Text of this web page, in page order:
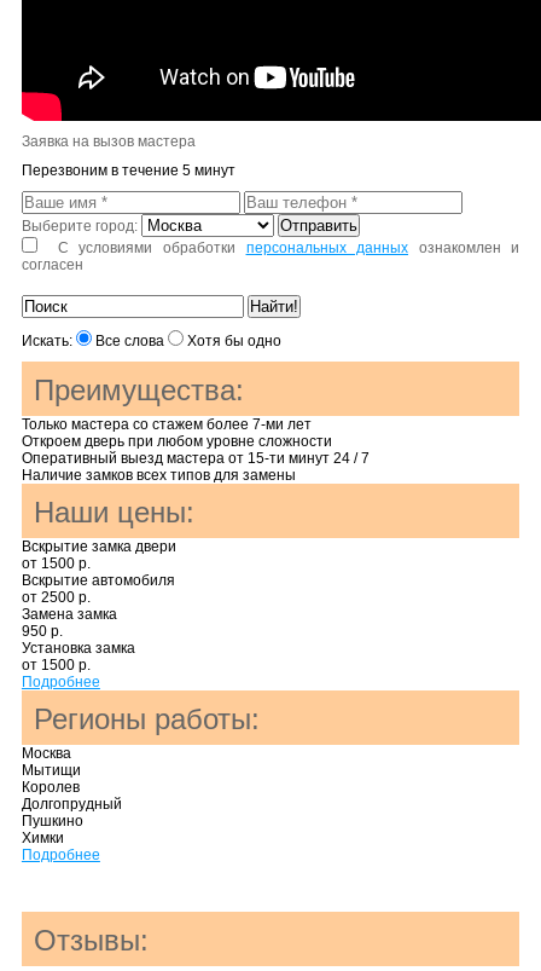
Заявка на вызов мастера
Перезвоним в течение 5 минут
Выберите город:
С условиями обработки персональных данных ознакомлен и
согласен
Искать: Все слова Хотя бы одно
Преимущества:
Только мастера со стажем более 7-ми лет
Откроем дверь при любом уровне сложности
Оперативный выезд мастера от 15-ти минут 24 / 7
Наличие замков всех типов для замены
Наши цены:
Вскрытие замка двери
от 1500 р.
Вскрытие автомобиля
от 2500 р.
Замена замка
950 р.
Установка замка
от 1500 р.
Подробнее
Регионы работы:
Москва
Мытищи
Королев
Долгопрудный
Пушкино
Химки
Подробнее
Отзывы: